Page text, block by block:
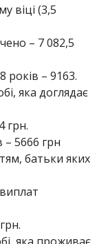
віці (3,5
– 7 082,5
років – 9163.
яка доглядає
грн.
– 5666 грн
батьки яких